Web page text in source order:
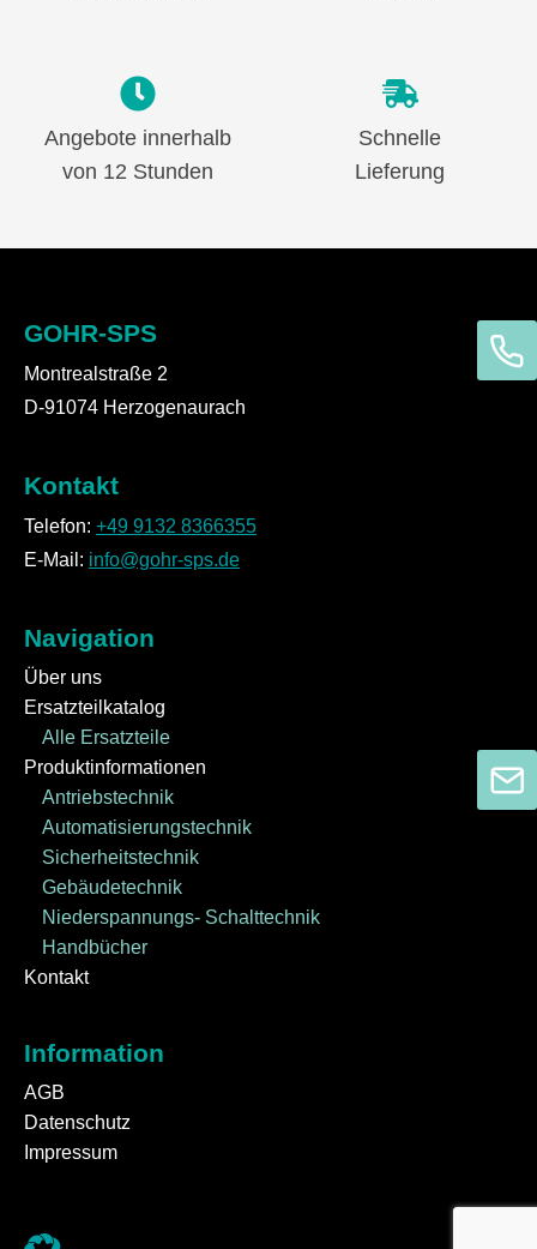
Angebote innerhalb
von 12 Stunden
Schnelle
Lieferung
GOHR-SPS
Montrealstraße 2
D-91074 Herzogenaurach
Kontakt
Telefon: +49 9132 8366355
E-Mail: info@gohr-sps.de
Navigation
Über uns
Ersatzteilkatalog
Alle Ersatzteile
Produktinformationen
Antriebstechnik
Automatisierungstechnik
Sicherheitstechnik
Gebäudetechnik
Niederspannungs- Schalttechnik
Handbücher
Kontakt
Information
AGB
Datenschutz
Impressum